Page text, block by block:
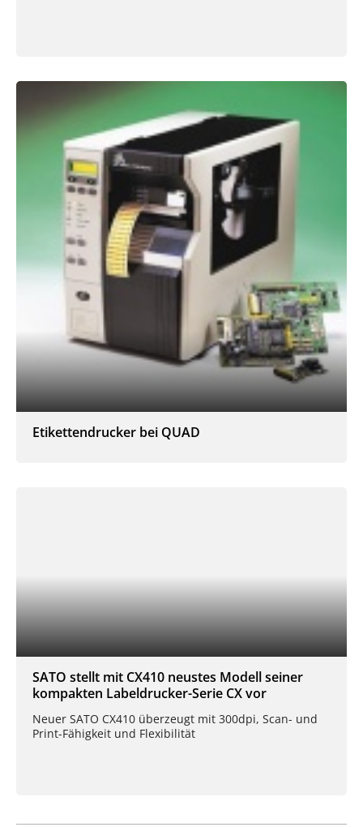
Etikettendrucker bei QUAD
SATO stellt mit CX410 neustes Modell seiner
kompakten Labeldrucker-Serie CX vor
Neuer SATO CX410 überzeugt mit 300dpi, Scan- und
Print-Fähigkeit und Flexibilität